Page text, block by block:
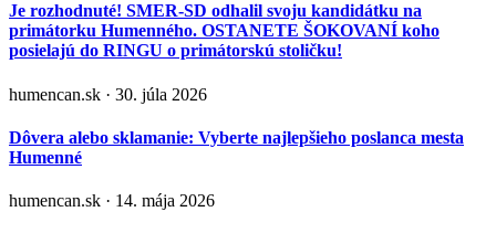
Je rozhodnuté! SMER-SD odhalil svoju kandidátku na
primátorku Humenného. OSTANETE ŠOKOVANÍ koho
posielajú do RINGU o primátorskú stoličku!
humencan.sk · 30. júla 2026
Dôvera alebo sklamanie: Vyberte najlepšieho poslanca mesta
Humenné
humencan.sk · 14. mája 2026